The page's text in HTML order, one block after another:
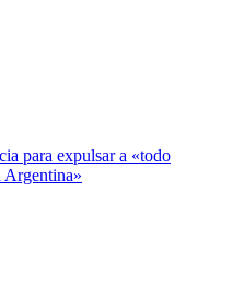
para expulsar a «todo
Argentina»